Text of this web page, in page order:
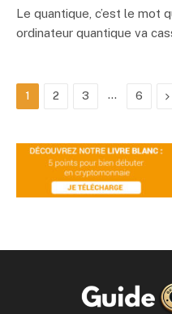
Le quantique, c’est le mot
ordinateur quantique va
1 2 3 … 6